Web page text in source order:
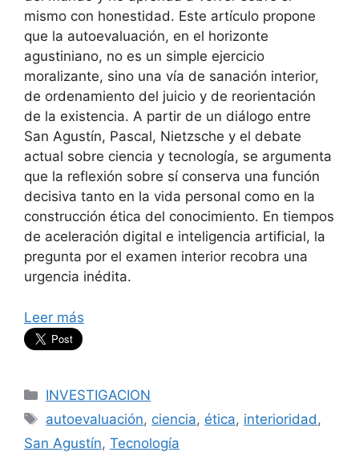
mismo con honestidad. Este artículo propone
que la autoevaluación, en el horizonte
agustiniano, no es un simple ejercicio
moralizante, sino una vía de sanación interior,
de ordenamiento del juicio y de reorientación
de la existencia. A partir de un diálogo entre
San Agustín, Pascal, Nietzsche y el debate
actual sobre ciencia y tecnología, se argumenta
que la reflexión sobre sí conserva una función
decisiva tanto en la vida personal como en la
construcción ética del conocimiento. En tiempos
de aceleración digital e inteligencia artificial, la
pregunta por el examen interior recobra una
urgencia inédita.
Leer más
Categorías
INVESTIGACION
Etiquetas
autoevaluación, ciencia, ética, interioridad ,
San Agustín, Tecnología